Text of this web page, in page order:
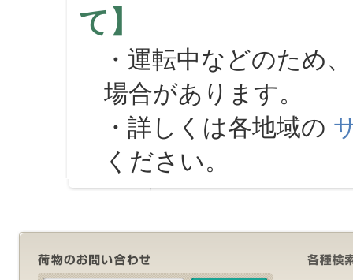
て】
・運転中などのため
場合があります。
・詳しくは各地域の
ください。